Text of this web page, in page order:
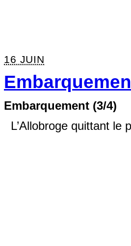
16 JUIN
Embarquement (3/4)
L’Allobroge quittant le